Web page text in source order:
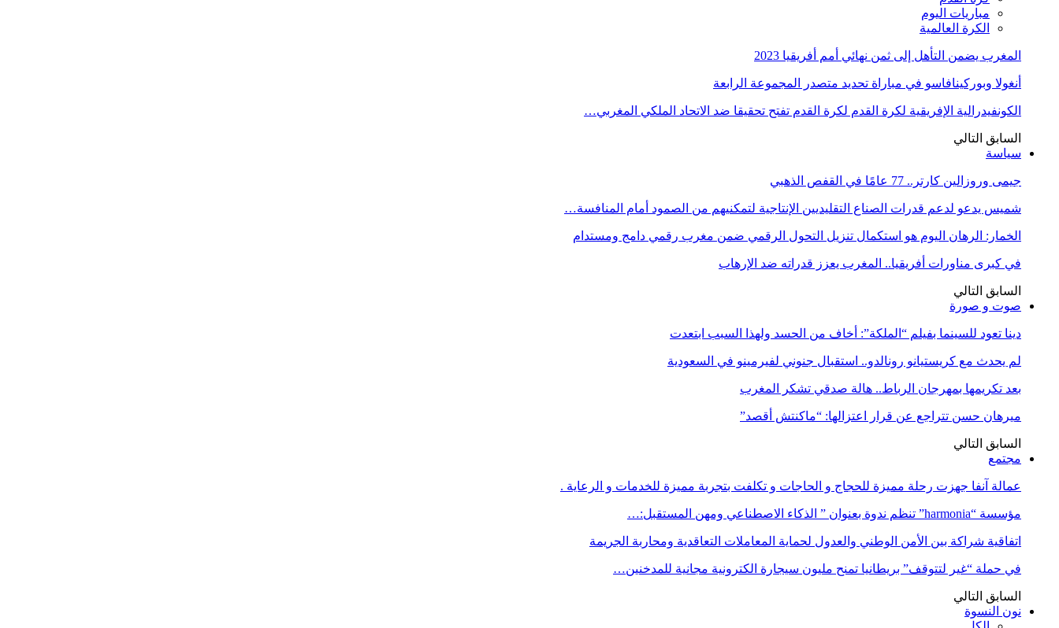
مباريات اليوم
الكرة العالمية
المغرب يضمن التأهل إلى ثمن نهائي أمم أفريقيا 2023
أنغولا وبوركينافاسو في مباراة تحديد متصدر المجموعة الرابعة
الكونفيدرالية الإفريقية لكرة القدم لكرة القدم تفتح تحقيقا ضد الاتحاد الملكي المغربي…
السابق التالي
سياسة
جيمى وروزالين كارتر.. 77 عامًا في القفص الذهبي
شميس يدعو لدعم قدرات الصناع التقليديين الإنتاجية لتمكنيهم من الصمود أمام المنافسة…
الخمار: الرهان اليوم هو استكمال تنزيل التحول الرقمي ضمن مغرب رقمي دامج ومستدام
في كبرى مناورات أفريقيا.. المغرب يعزز قدراته ضد الإرهاب
السابق التالي
صوت و صورة
دينا تعود للسينما بفيلم “الملكة”: أخاف من الحسد ولهذا السبب ابتعدت
لم يحدث مع كريستيانو رونالدو.. استقبال جنوني لفيرمينو في السعودية
بعد تكريمها بمهرجان الرباط.. هالة صدقي تشكر المغرب
ميرهان حسن تتراجع عن قرار اعتزالها: “ماكنتش أقصد”
السابق التالي
مجتمع
عمالة آنفا جهزت رحلة مميزة للحجاج و الحاجات و تكلفت بتجربة مميزة للخدمات و الرعاية .
مؤسسة “harmonia” تنظم ندوة بعنوان ” الذكاء الاصطناعي ومهن المستقبل:…
اتفاقية شراكة بين الأمن الوطني والعدول لحماية المعاملات التعاقدية ومحاربة الجريمة
في حملة “غير لتتوقف” بريطانيا تمنح مليون سيجارة الكترونية مجانية للمدخنين…
السابق التالي
نون النسوة